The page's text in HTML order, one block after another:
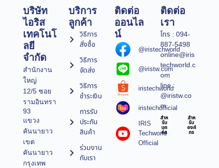
บริษัท
ไอริส
เทคโนโ
ลยี
จำกัด
สำนักงาน
ใหญ่
12/5 ซอย
รามอินทรา
93
แขวง
คันนายาว
เขต
คันนายาว
กรุงเทพ
บริการ
ลูกค้า
วิธีการ
สั่งซื้อ
วิธีการ
จัดส่ง
วิธีการ
ชำระเงิน
การรับ
ประกัน
สินค้า
ร่วมงาน
กับเรา
ติดต่อ
ออนไล
น์
@iristechworld
@iristw.com
iristechworld
iristechofficial
IRIS
Techworld
Official
ติดต่อ
เรา
โทร : 094-
887-5498
online@iris
techworld.c
om
line :
@iristw.co
m
สำห
รับ
บุค
คล
สำห
รับ
องค์
กร